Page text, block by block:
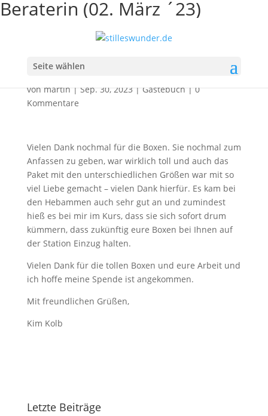
Seite wählen
Beraterin (02. März ´23)
Beraterin (02. März ´23)
vonmartin|Sep. 30, 2023|Gästebuch|0
Kommentare
Vielen Dank nochmal für die Boxen. Sie nochmal zum
Anfassen zu geben, war wirklich toll und auch das
Paket mit den unterschiedlichen Größen war mit so
viel Liebe gemacht – vielen Dank hierfür. Es kam bei
den Hebammen auch sehr gut an und zumindest
hieß es bei mir im Kurs, dass sie sich sofort drum
kümmern, dass zukünftig eure Boxen bei Ihnen auf
der Station Einzug halten.
Vielen Dank für die tollen Boxen und eure Arbeit und
ich hoffe meine Spende ist angekommen.
Mit freundlichen Grüßen,
Kim Kolb
Letzte Beiträge